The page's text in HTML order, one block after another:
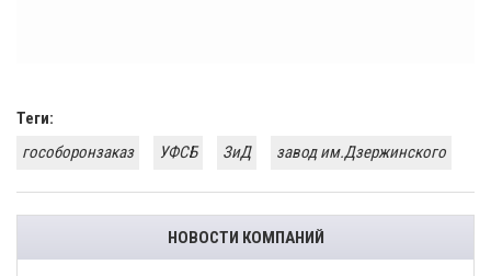
Теги:
гособоронзаказ
УФСБ ЗиД завод им.Дзержинского
НОВОСТИ КОМПАНИЙ